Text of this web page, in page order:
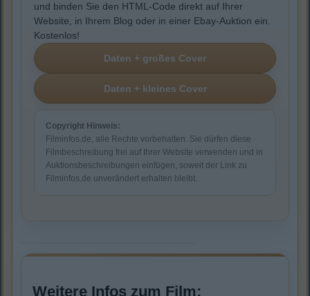
und binden Sie den HTML-Code direkt auf Ihrer
Website, in Ihrem Blog oder in einer Ebay-Auktion ein.
Kostenlos!
Copyright Hinweis:
Filminfos.de, alle Rechte vorbehalten. Sie dürfen diese
Filmbeschreibung frei auf Ihrer Website verwenden und in
Auktionsbeschreibungen einfügen, soweit der Link zu
Filminfos.de unverändert erhalten bleibt.
Weitere Infos zum Film: